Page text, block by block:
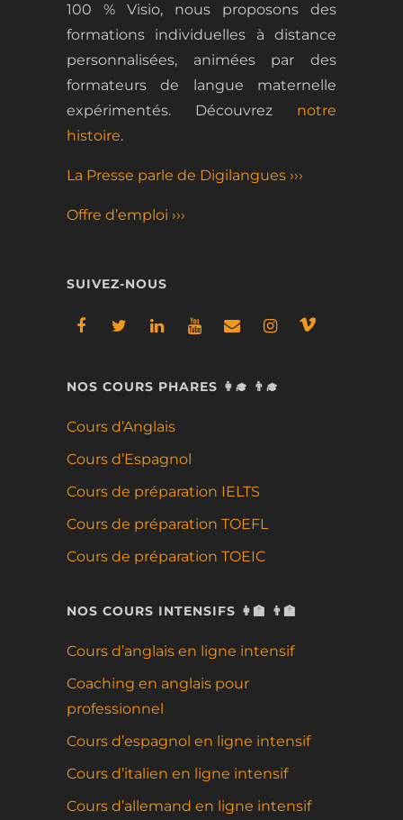
100 % Visio, nous proposons des
formations individuelles à distance
personnalisées, animées par des
formateurs de langue maternelle
expérimentés. Découvrez notre
histoire.
La Presse parle de Digilangues ›››
Offre d’emploi ›››
SUIVEZ-NOUS
NOS COURS PHARES 👩‍🎓 👨‍🎓
Cours d’Anglais
Cours d’Espagnol
Cours de préparation IELTS
Cours de préparation TOEFL
Cours de préparation TOEIC
NOS COURS INTENSIFS 👩‍🏫 👨‍🏫
Cours d’anglais en ligne intensif
Coaching en anglais pour
professionnel
Cours d’espagnol en ligne intensif
Cours d’italien en ligne intensif
Cours d’allemand en ligne intensif